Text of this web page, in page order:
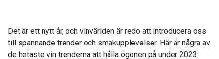
Det är ett nytt år, och vinvärlden är redo att introducera oss
till spännande trender och smakupplevelser. Här är några av
de hetaste vin trenderna att hålla ögonen på under 2023: